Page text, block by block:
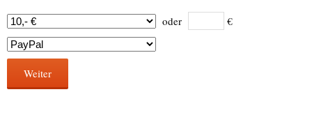
oder €
Weiter